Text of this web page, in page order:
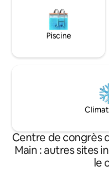
Piscine
Centre de congrès
Main : autres sites
le